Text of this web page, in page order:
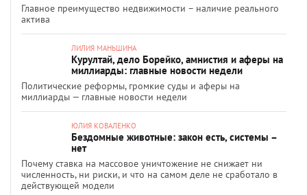
Главное преимущество недвижимости – наличие реального
актива
ЛИЛИЯ МАНЬШИНА
Курултай, дело Борейко, амнистия и аферы на
миллиарды: главные новости недели
Политические реформы, громкие суды и аферы на
миллиарды — главные новости недели
ЮЛИЯ КОВАЛЕНКО
Бездомные животные: закон есть, системы –
нет
Почему ставка на массовое уничтожение не снижает ни
численность, ни риски, и что на самом деле не сработало в
действующей модели